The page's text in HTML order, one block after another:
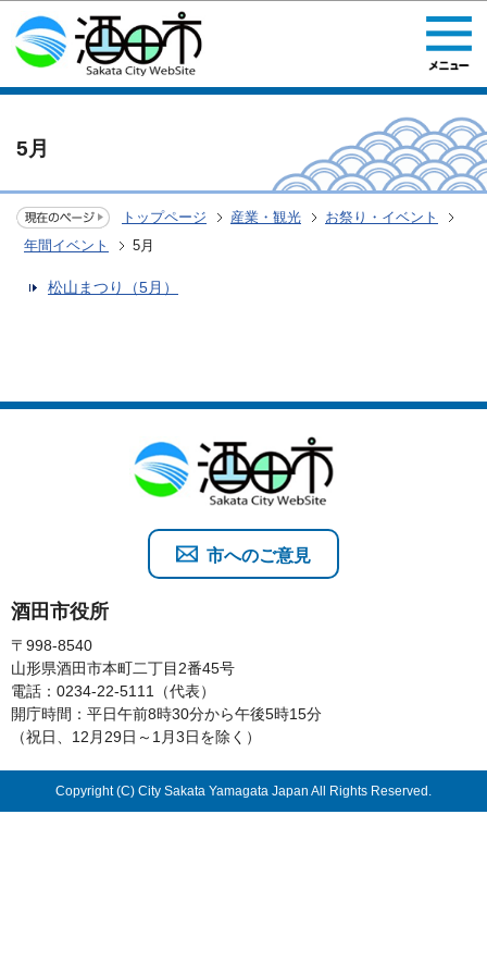
このページの本文へ移動
5月
トップページ 産業・観光
お祭り・イベント
年間イベント
5月
松山まつり（5月）
酒田市役所
〒998-8540
山形県酒田市本町二丁目2番45号
電話：0234-22-5111（代表）
開庁時間：平日午前8時30分から午後5時15分
（祝日、12月29日～1月3日を除く）
市へのご意見
Copyright (C) City Sakata Yamagata Japan All Rights Reserved.